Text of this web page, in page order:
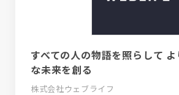
すべての人の物語を照らして
な未来を創る
株式会社ウェブライフ